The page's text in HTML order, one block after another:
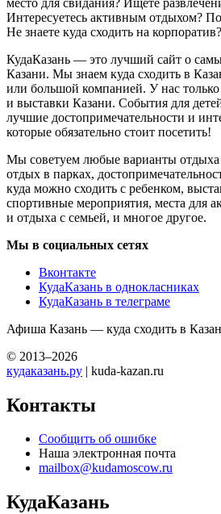
Интересуетесь активным отдыхом?
Не знаете куда сходить на
КудаКазань — это лучший сайт о
Казани. Мы знаем куда сходить в
или большой компанией. У нас
и выставки Казани. События для
лучшие достопримечательности и
которые обязательно стоит посетить!
Мы советуем любые варианты
отдых в парках,
куда можно сходить с ребенком,
спортивные мероприятия, места для
и отдыха с семьей, и многое другое.
Мы в социальных сетях
Вконтакте
КудаКазань в однокласниках
КудаКазань в телеграме
Афиша Казань — куда сходить в
© 2013–2026
кудаказань.ру | kuda-kazan.ru
Контакты
Сообщить об ошибке
Наша электронная почта
mailbox@kudamoscow.ru
КудаКазань